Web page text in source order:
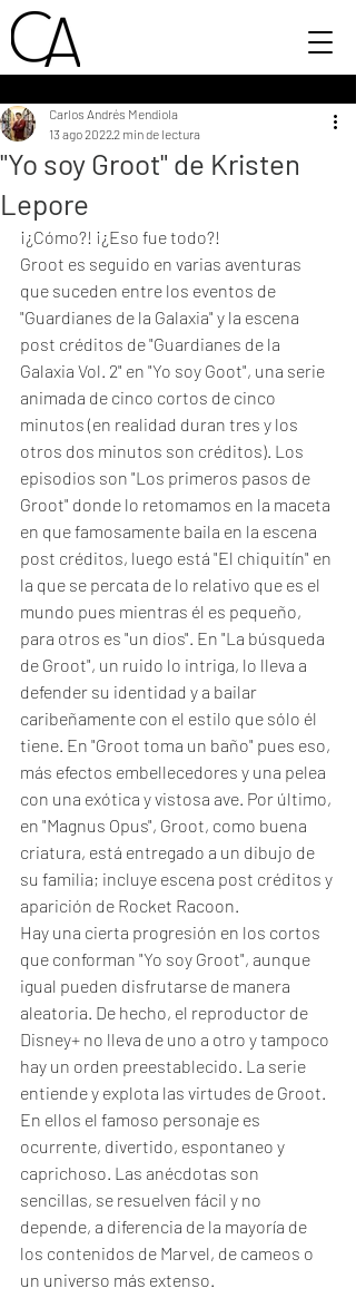
"Yo soy Groot" de Kristen
Lepore
Carlos Andrés Mendiola
13 ago 20222 min de lectura
¡¿Cómo?! ¡¿Eso fue todo?!
Groot es seguido en varias aventuras
que suceden entre los eventos de
"Guardianes de la Galaxia" y la escena
post créditos de "Guardianes de la
Galaxia Vol. 2" en "Yo soy Goot", una serie
animada de cinco cortos de cinco
minutos (en realidad duran tres y los
otros dos minutos son créditos). Los
episodios son "Los primeros pasos de
Groot" donde lo retomamos en la maceta
en que famosamente baila en la escena
post créditos, luego está "El chiquitín" en
la que se percata de lo relativo que es el
mundo pues mientras él es pequeño,
para otros es "un dios". En "La búsqueda
de Groot", un ruido lo intriga, lo lleva a
defender su identidad y a bailar
caribeñamente con el estilo que sólo él
tiene. En "Groot toma un baño" pues eso,
más efectos embellecedores y una pelea
con una exótica y vistosa ave. Por último,
en "Magnus Opus", Groot, como buena
criatura, está entregado a un dibujo de
su familia; incluye escena post créditos y
aparición de Rocket Racoon.
Hay una cierta progresión en los cortos
que conforman "Yo soy Groot", aunque
igual pueden disfrutarse de manera
aleatoria. De hecho, el reproductor de
Disney+ no lleva de uno a otro y tampoco
hay un orden preestablecido. La serie
entiende y explota las virtudes de Groot.
En ellos el famoso personaje es
ocurrente, divertido, espontaneo y
caprichoso. Las anécdotas son
sencillas, se resuelven fácil y no
depende, a diferencia de la mayoría de
los contenidos de Marvel, de cameos o
un universo más extenso.